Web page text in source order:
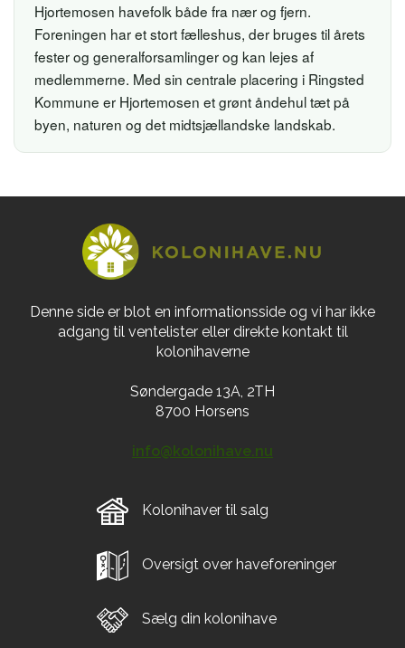
Hjortemosen havefolk både fra nær og fjern.
Foreningen har et stort fælleshus, der bruges til årets
fester og generalforsamlinger og kan lejes af
medlemmerne. Med sin centrale placering i Ringsted
Kommune er Hjortemosen et grønt åndehul tæt på
byen, naturen og det midtsjællandske landskab.
Denne side er blot en informationsside og vi har ikke
adgang til ventelister eller direkte kontakt til
kolonihaverne
Søndergade 13A, 2TH
8700 Horsens
info@kolonihave.nu
Kolonihaver til salg
Oversigt over haveforeninger
Sælg din kolonihave